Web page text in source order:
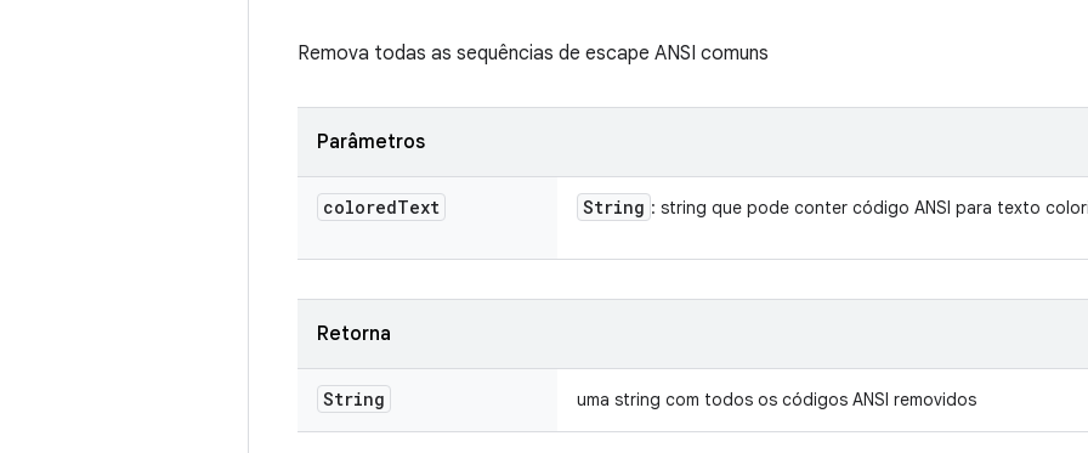
Remova todas as sequências de escape ANSI comuns
Parâmetros
coloredText String : string que pode conter código ANSI para texto
Retorna
String uma string com todos os códigos ANSI removidos